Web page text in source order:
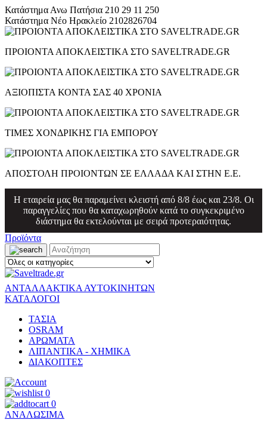
Κατάστημα Ανω Πατήσια 210 29 11 250
Κατάστημα Νέο Ηρακλείο 2102826704
ΠΡΟΙΟΝΤΑ ΑΠΟΚΛΕΙΣΤΙΚΑ ΣΤΟ SAVELTRADE.GR
ΑΞΙΟΠΙΣΤΑ ΚΟΝΤΑ ΣΑΣ 40 ΧΡΟΝΙΑ
ΤΙΜΕΣ ΧΟΝΔΡΙΚΗΣ ΓΙΑ ΕΜΠΟΡΟΥ
ΑΠΟΣΤΟΛΗ ΠΡΟΙΟΝΤΩΝ ΣΕ ΕΛΛΑΔΑ ΚΑΙ ΣΤΗΝ Ε.Ε.
Η εταιρεία μας θα παραμείνει κλειστή από 8/8 έως και 23/8. Οι
παραγγελίες που θα καταχωρηθούν κατά το συγκεκριμένο
διάστημα θα εκτελούνται με σειρά προτεραιότητας.
Προϊόντα
ΑΝΤΑΛΛΑΚΤΙΚΑ ΑΥΤΟΚΙΝΗΤΩΝ
ΚΑΤΑΛΟΓΟΙ
ΤΑΣΙΑ
OSRAM
ΑΡΩΜΑΤΑ
ΛΙΠΑΝΤΙΚΑ - ΧΗΜΙΚΑ
ΔΙΑΚΟΠΤΕΣ
0
0
ΑΝΑΛΩΣΙΜΑ